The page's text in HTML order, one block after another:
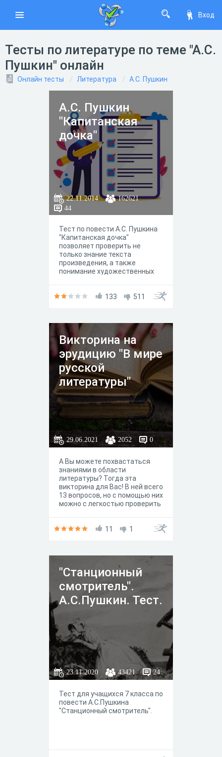
Вход
Тесты по литературе по теме "А.С.
Пушкин" онлайн
Онлайн тесты Литература А.С. Пушкин
А.С. Пушкин
"Капитанская
дочка"
22.11.2014
162621
44
Тест по повести А.С. Пушкина
"Капитанская дочка"
позволяет проверить не
только знание текста
произведения, а также
понимание художественных
133
511
Викторина на
эрудицию "В мире
русской
литературы"
29.06.2021 2052 0
А Вы можете похвастаться
знаниями в области
литературы? Тогда эта
викторина для Вас! В ней всего
13 вопросов, но с помощью них
можно с легкостью проверить
11
1
"Станционный
смотритель".
А.С.Пушкин. Тест.
23.11.2020 43421 24
Тест для учащихся 7 класса по
повести А.С.Пушкина
"Станционный смотритель".